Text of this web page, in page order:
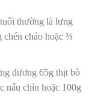
thường là lưng
chén cháo hoặc ⅔
đương 65g thịt bò
nấu chín hoặc 100g